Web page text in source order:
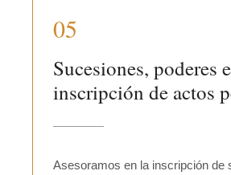
05
Sucesiones, poderes e
inscripción de actos
Asesoramos en la inscripción de